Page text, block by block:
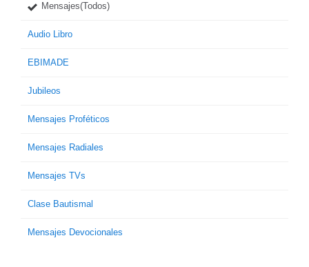
Mensajes(Todos)
Audio Libro
EBIMADE
Jubileos
Mensajes Proféticos
Mensajes Radiales
Mensajes TVs
Clase Bautismal
Mensajes Devocionales